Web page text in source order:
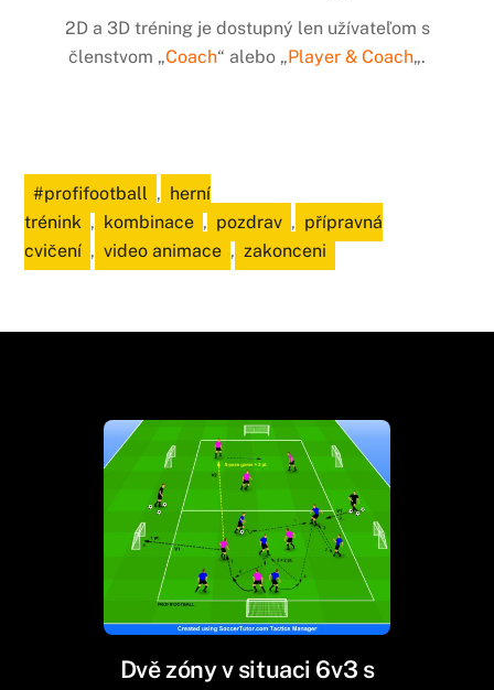
2D a 3D tréning je dostupný len užívateľom s
členstvom „Coach“ alebo „Player & Coach„.
#profifootball , herní
trénink , kombinace , pozdrav , přípravná
cvičení , video animace , zakonceni
Dvě zóny v situaci 6v3 s